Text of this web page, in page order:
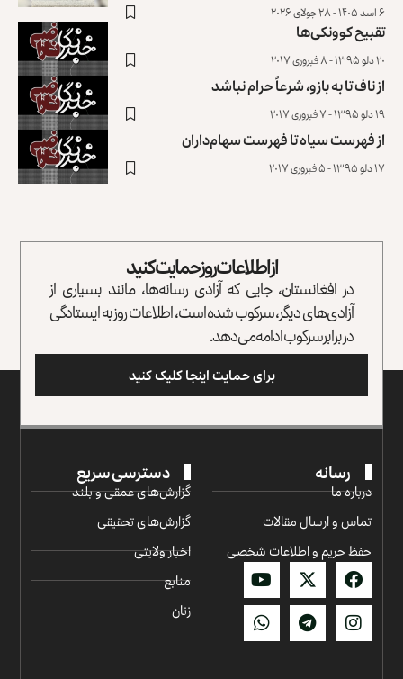
۶ اسد ۱۴۰۵ - ۲۸ جولای ۲۰۲۶
تقبیح کوونکی‌ها
۲۰ دلو ۱۳۹۵ - ۸ فبروری ۲۰۱۷
از ناف تا به بازو، شرعاً حرام نباشد
۱۹ دلو ۱۳۹۵ - ۷ فبروری ۲۰۱۷
از فهرست سیاه تا فهرست سهام‌داران
۱۷ دلو ۱۳۹۵ - ۵ فبروری ۲۰۱۷
از اطلاعات روز حمایت کنید
در افغانستان، جایی که آزادی رسانه‌ها، مانند بسیاری از
آزادی‌های دیگر، سرکوب شده است، اطلاعات روز به ایستادگی
در برابر سرکوب ادامه می‌دهد.
برای حمایت اینجا کلیک کنید
رسانه
درباره ما
تماس و ارسال مقالات
حفظ حریم و اطلاعات شخصی
دسترسی سریع
گزارش‌‌های عمقی و بلند
گزارش‌های تحقیقی
اخبار ولایتی
منابع
زنان